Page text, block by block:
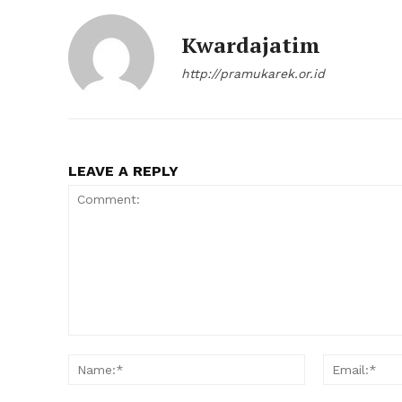
Kwardajatim
http://pramukarek.or.id
LEAVE A REPLY
Name:*